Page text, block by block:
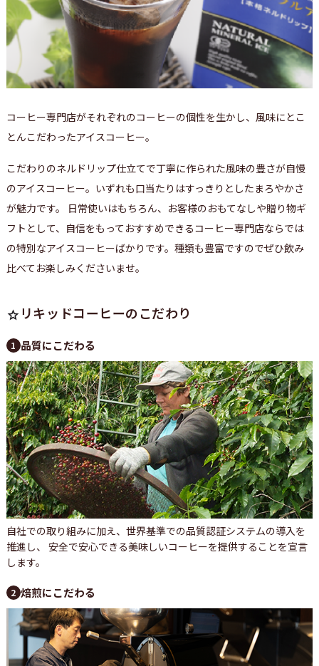
コーヒー専門店がそれぞれのコーヒーの個性を生かし、風味にとこ
とんこだわったアイスコーヒー。
こだわりのネルドリップ仕立てで丁寧に作られた風味の豊さが自慢
のアイスコーヒー。いずれも口当たりはすっきりとしたまろやかさ
が魅力です。 日常使いはもちろん、お客様のおもてなしや贈り物ギ
フトとして、自信をもっておすすめできるコーヒー専門店ならでは
の特別なアイスコーヒーばかりです。種類も豊富ですのでぜひ飲み
比べてお楽しみくださいませ。
リキッドコーヒーのこだわり
1 品質にこだわる
自社での取り組みに加え、世界基準での品質認証システムの導入を
推進し、 安全で安心できる美味しいコーヒーを提供することを宣言
します。
2 焙煎にこだわる